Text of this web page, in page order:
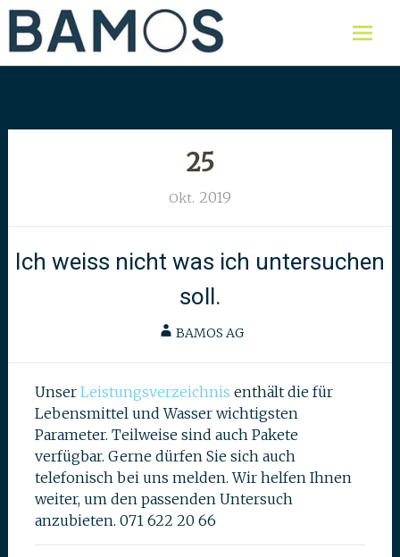
Skip
content
25
Okt. 2019
Ich weiss nicht was ich untersuchen
soll.
BAMOS AG
Unser Leistungsverzeichnis enthält die für
Lebensmittel und Wasser wichtigsten
Parameter. Teilweise sind auch Pakete
verfügbar. Gerne dürfen Sie sich auch
telefonisch bei uns melden. Wir helfen Ihnen
weiter, um den passenden Untersuch
anzubieten. 071 622 20 66